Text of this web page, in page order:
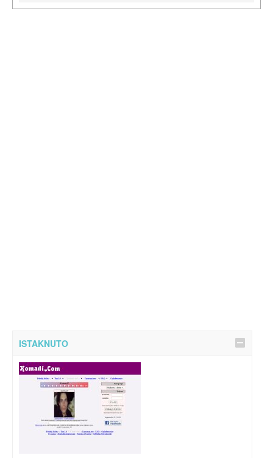
ISTAKNUTO